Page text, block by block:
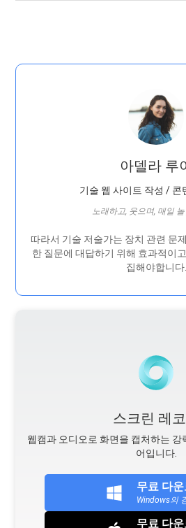
아델라 루
기술 웹 사이트 작성 / 콘
노래하고, 웃으며, 매일
따라서 기술 저술가는 장치 관련 문
한 질문에 대답하기 위해 효과적이
집해야합니다.
스크린 레
웹캠과 오디오로 화면을 캡처하는 강
어입니다.
무료 다
Windows의
무료 다